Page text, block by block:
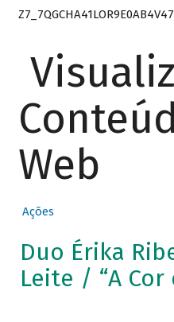
Web
Ações
Duo Érika
Leite / “A